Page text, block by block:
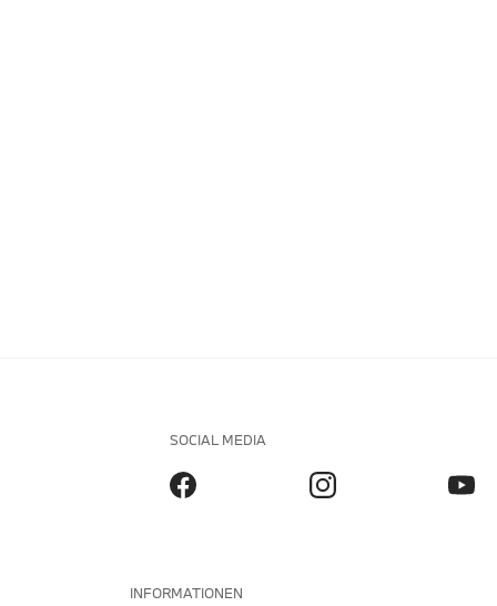
SOCIAL MEDIA
INFORMATIONEN